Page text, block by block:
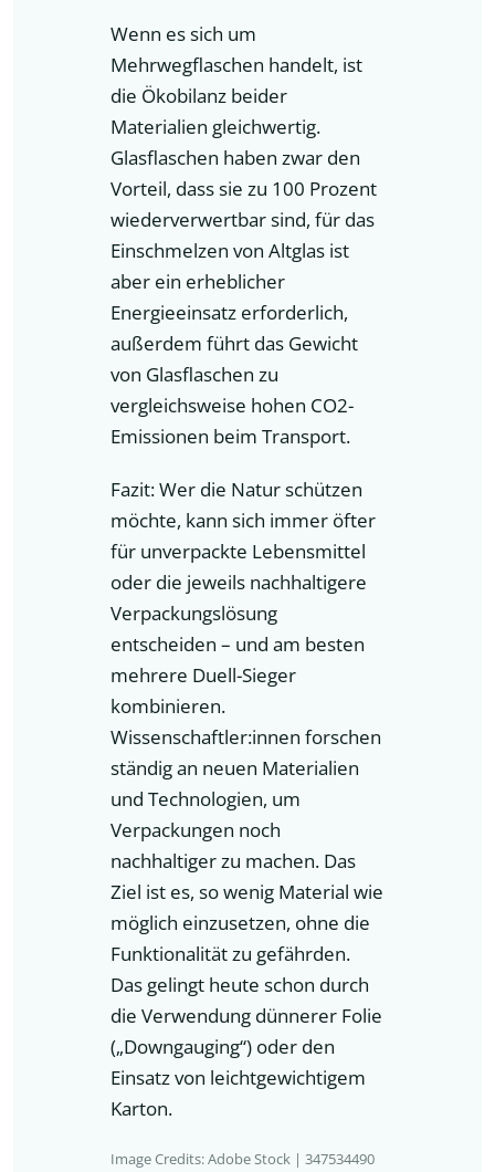
Wenn es sich um
Mehrwegflaschen handelt, ist
die Ökobilanz beider
Materialien gleichwertig.
Glasflaschen haben zwar den
Vorteil, dass sie zu 100 Prozent
wiederverwertbar sind, für das
Einschmelzen von Altglas ist
aber ein erheblicher
Energieeinsatz erforderlich,
außerdem führt das Gewicht
von Glasflaschen zu
vergleichsweise hohen CO2-
Emissionen beim Transport.
Fazit: Wer die Natur schützen
möchte, kann sich immer öfter
für unverpackte Lebensmittel
oder die jeweils nachhaltigere
Verpackungslösung
entscheiden – und am besten
mehrere Duell-Sieger
kombinieren.
Wissenschaftler:innen forschen
ständig an neuen Materialien
und Technologien, um
Verpackungen noch
nachhaltiger zu machen. Das
Ziel ist es, so wenig Material wie
möglich einzusetzen, ohne die
Funktionalität zu gefährden.
Das gelingt heute schon durch
die Verwendung dünnerer Folie
(„Downgauging“) oder den
Einsatz von leichtgewichtigem
Karton.
Image Credits: Adobe Stock | 347534490